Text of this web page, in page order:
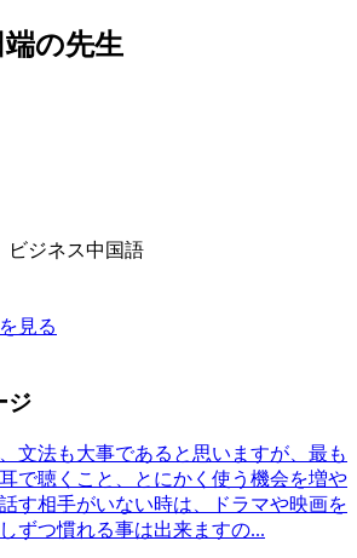
の先生
ジネス中国語
見る
ジ
文法も大事であると思いますが、最も
で聴くこと、とにかく使う機会を増や
す相手がいない時は、ドラマや映画を
ずつ慣れる事は出来ますの...